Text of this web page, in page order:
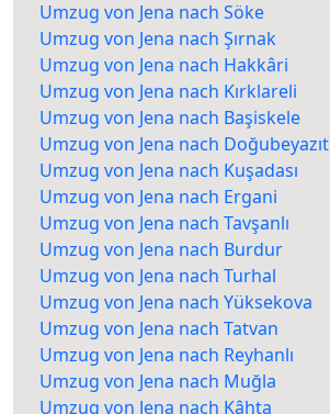
Umzug von Jena nach Söke
Umzug von Jena nach Şırnak
Umzug von Jena nach Hakkâri
Umzug von Jena nach Kırklareli
Umzug von Jena nach Başiskele
Umzug von Jena nach Doğubeyazıt
Umzug von Jena nach Kuşadası
Umzug von Jena nach Ergani
Umzug von Jena nach Tavşanlı
Umzug von Jena nach Burdur
Umzug von Jena nach Turhal
Umzug von Jena nach Yüksekova
Umzug von Jena nach Tatvan
Umzug von Jena nach Reyhanlı
Umzug von Jena nach Muğla
Umzug von Jena nach Kâhta